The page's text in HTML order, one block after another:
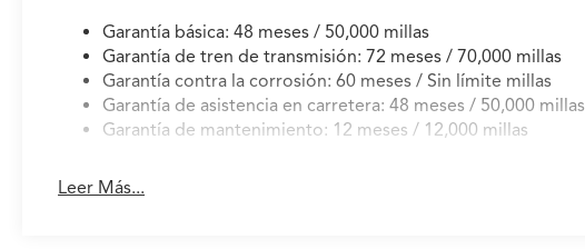
Garantía básica: 48 meses / 50,000 millas
Garantía de tren de transmisión: 72 meses / 70,000 millas
Garantía contra la corrosión: 60 meses / Sin límite millas
Garantía de asistencia en carretera: 48 meses / 50,000 millas
Garantía de mantenimiento: 12 meses / 12,000 millas
Leer Más...